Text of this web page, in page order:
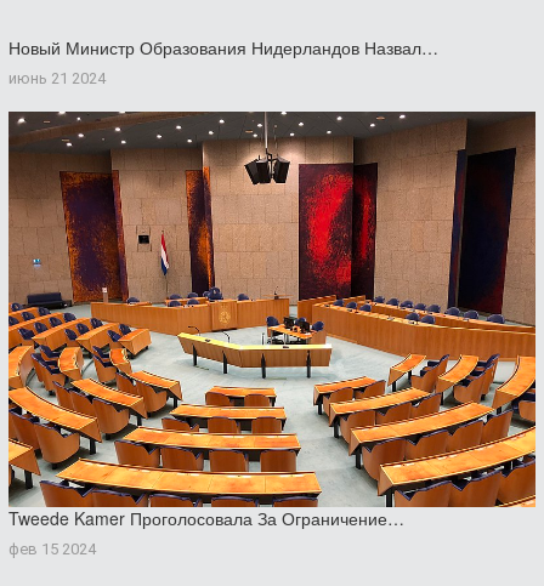
Новый Министр Образования Нидерландов Назвал…
июнь 21 2024
Tweede Kamer Проголосовала За Ограничение…
фев 15 2024